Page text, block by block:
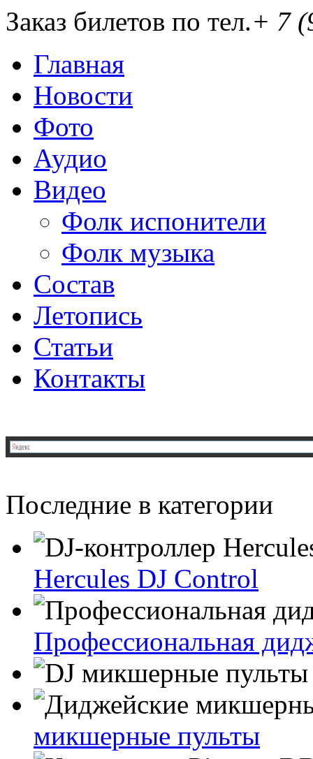
Заказ билетов по тел.+ 7
Главная
Новости
Фото
Аудио
Видео
Фолк испонители
Фолк музыка
Состав
Летопись
Статьи
Контакты
Последние в категории
Hercules DJ Control
Профессиональная
микшерные пульты